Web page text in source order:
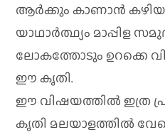
ആർക്കും കാണാൻ
യാഥാർത്ഥ്യം മാപ്പിള
ലോകത്തോടും ഉറക്കെ
ഈ കൃതി.
ഈ വിഷയത്തിൽ ഇത്ര
കൃതി മലയാളത്തിൽ